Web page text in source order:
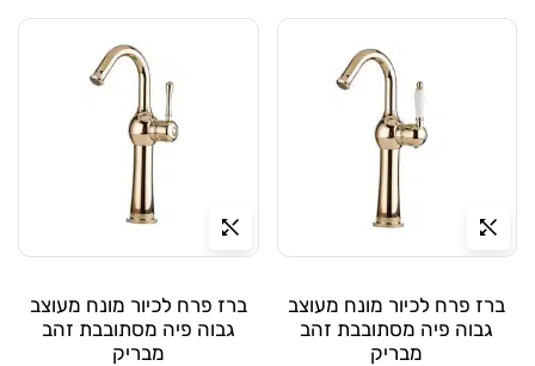
ברז פרח לכיור מונח מעוצב
גבוה פיה מסתובבת זהב
מבריק
ברז פרח לכיור מונח מעוצב
גבוה פיה מסתובבת זהב
מבריק